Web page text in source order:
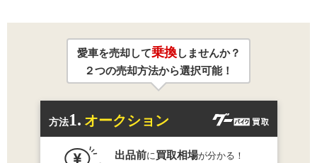
愛車を売却して乗換しませんか？
２つの売却方法から選択可能！
方法1. オークション
出品前に買取相場が分かる！